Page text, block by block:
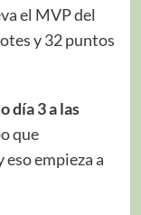
el MVP del
y 32 puntos
día 3 a las
que
eso empieza a